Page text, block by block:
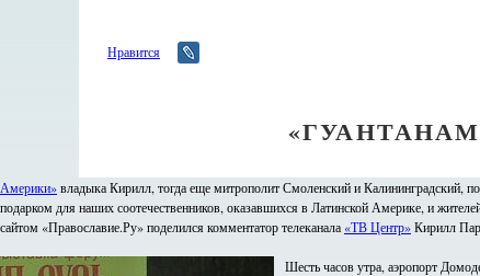
Нравится
Америки»владыка Кирилл, тогда еще митрополит Смоленский и Калининградский,
подарком для наших соотечественников, оказавшихся в Латинской Америке, и
сайтом «Православие.Ру» поделился комментатор телеканала «ТВ Центр»Кирилл
Шесть часов утра, аэропорт